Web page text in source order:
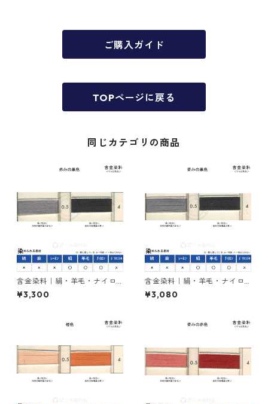
ご購入ガイド
TOPページに戻る
同じカテゴリの商品
含金染料｜絹・羊毛・ナイロ
ンを染める｜100g｜イレミア
ブラックRL（赤みの黒色）
¥3,300
含金染料｜絹・羊毛・ナイロ
ンを染める｜100g｜イレミア
ブラックBG（青みの黒色）
¥3,080